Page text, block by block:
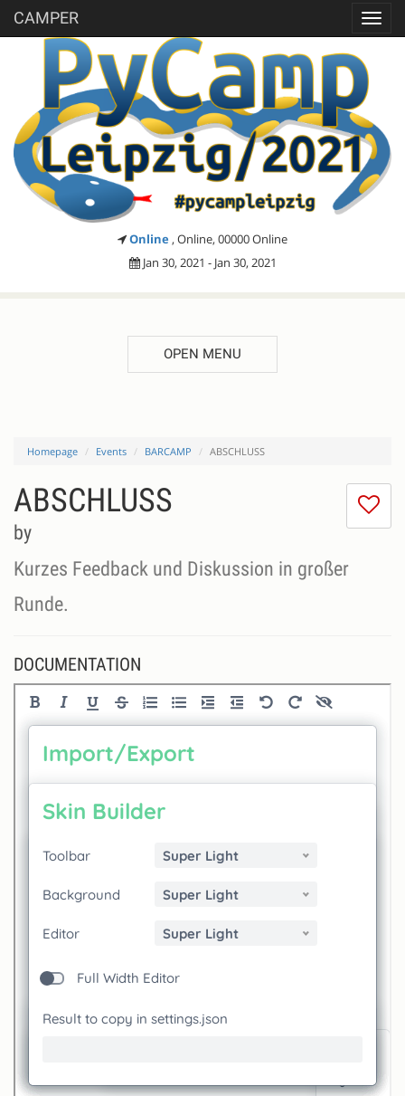
CAMPER
Online , Online, 00000 Online
Jan 30, 2021 - Jan 30, 2021
OPEN MENU
Homepage Events BARCAMP ABSCHLUSS
I
ABSCHLUSS
by
Kurzes Feedback und Diskussion in großer
Runde.
DOCUMENTATION